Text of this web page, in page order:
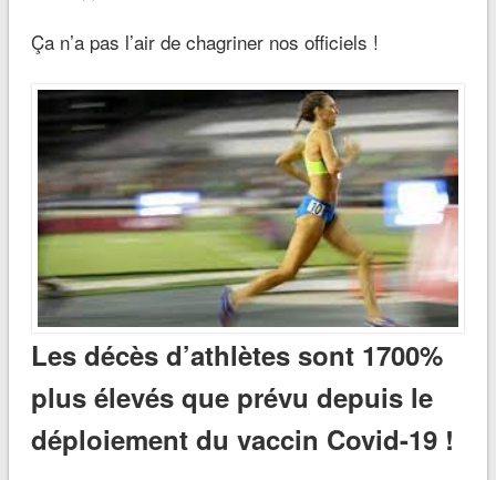
Ça n’a pas l’air de chagriner nos officiels !
Les décès d’athlètes sont 1700%
plus élevés que prévu depuis le
déploiement du vaccin Covid-19 !